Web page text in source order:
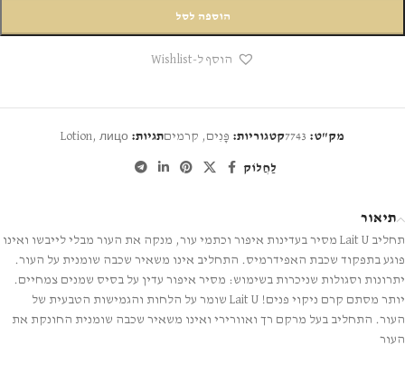
הוספה לסל
הוסף ל-Wishlist
מק"ט: 7743קטגוריות: פָּנִים , קרמיםתגיות: Lotion, лицо
לַחֲלוֹק
תיאור
תחליב Lait U מסיר בעדינות איפור וכתמי עור, מנקה את העור מבלי לייבשו ואינו
פוגע בתפקוד שכבת האפידרמיס. התחליב אינו משאיר שכבה שומנית על העור.
יתרונות וסגולות שניכרות בשימוש: מסיר איפור עדין על בסיס שמנים צמחיים.
יותר מסתם קרם ניקוי פנים! Lait U שומר על הלחות והגמישות הטבעית של
העור. התחליב בעל מרקם רך ואוורירי ואינו משאיר שכבה שומנית החונקת את
העור